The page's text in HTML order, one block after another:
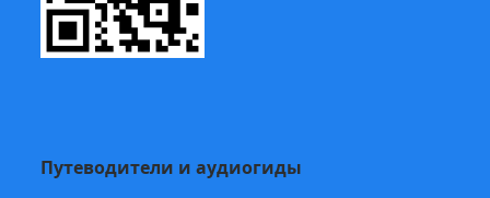
Путеводители и аудиогиды